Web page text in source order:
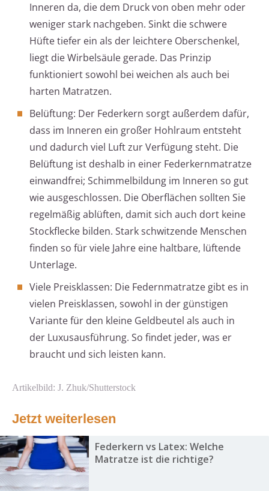
Inneren da, die dem Druck von oben mehr oder
weniger stark nachgeben. Sinkt die schwere
Hüfte tiefer ein als der leichtere Oberschenkel,
liegt die Wirbelsäule gerade. Das Prinzip
funktioniert sowohl bei weichen als auch bei
harten Matratzen.
Belüftung: Der Federkern sorgt außerdem dafür,
dass im Inneren ein großer Hohlraum entsteht
und dadurch viel Luft zur Verfügung steht. Die
Belüftung ist deshalb in einer Federkernmatratze
einwandfrei; Schimmelbildung im Inneren so gut
wie ausgeschlossen. Die Oberflächen sollten Sie
regelmäßig ablüften, damit sich auch dort keine
Stockflecke bilden. Stark schwitzende Menschen
finden so für viele Jahre eine haltbare, lüftende
Unterlage.
Viele Preisklassen: Die Federnmatratze gibt es in
vielen Preisklassen, sowohl in der günstigen
Variante für den kleine Geldbeutel als auch in
der Luxusausführung. So findet jeder, was er
braucht und sich leisten kann.
Artikelbild: J. Zhuk/Shutterstock
Jetzt weiterlesen
Federkern vs Latex: Welche
Matratze ist die richtige?